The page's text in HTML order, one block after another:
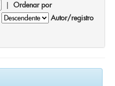
| Ordenar por
Autor/registro